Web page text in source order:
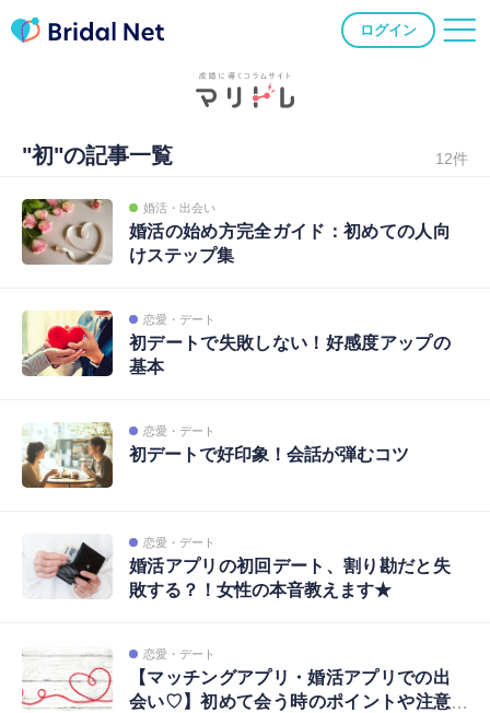
ログイン
"初"の記事一覧 12件
婚活・出会い
婚活の始め方完全ガイド：初めての人向
けステップ集
恋愛・デート
初デートで失敗しない！好感度アップの
基本
恋愛・デート
初デートで好印象！会話が弾むコツ
恋愛・デート
婚活アプリの初回デート、割り勘だと失
敗する？！女性の本音教えます★
恋愛・デート
【マッチングアプリ・婚活アプリでの出
会い♡】初めて会う時のポイントや注意